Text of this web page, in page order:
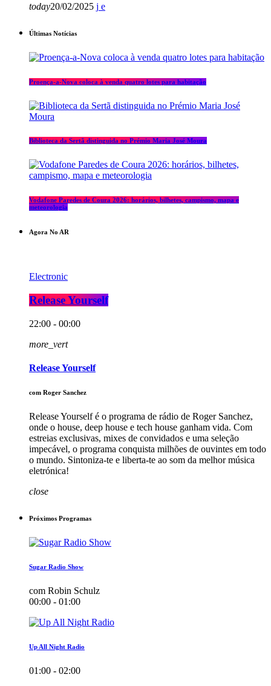
today20/02/2025
Últimas Notícias
Proença-a-Nova coloca à venda quatro lotes para habitação
Biblioteca da Sertã distinguida no Prémio Maria José Moura
Vodafone Paredes de Coura 2026: horários, bilhetes, campismo, mapa e
meteorologia
Agora No AR
Electronic
Release Yourself
22:00 - 00:00
more_vert
Release Yourself
com Roger Sanchez
Release Yourself é o programa de rádio de Roger Sanchez,
onde o house, deep house e tech house ganham vida. Com
estreias exclusivas, mixes de convidados e uma seleção
impecável, o programa conquista milhões de ouvintes em todo
o mundo. Sintoniza-te e liberta-te ao som da melhor música
eletrónica!
close
Próximos Programas
Sugar Radio Show
com Robin Schulz
00:00 - 01:00
Up All Night Radio
01:00 - 02:00